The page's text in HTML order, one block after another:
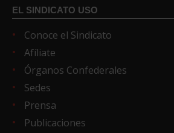
EL SINDICATO USO
Conoce el Sindicato
Afíliate
Órganos Confederales
Sedes
Prensa
Publicaciones